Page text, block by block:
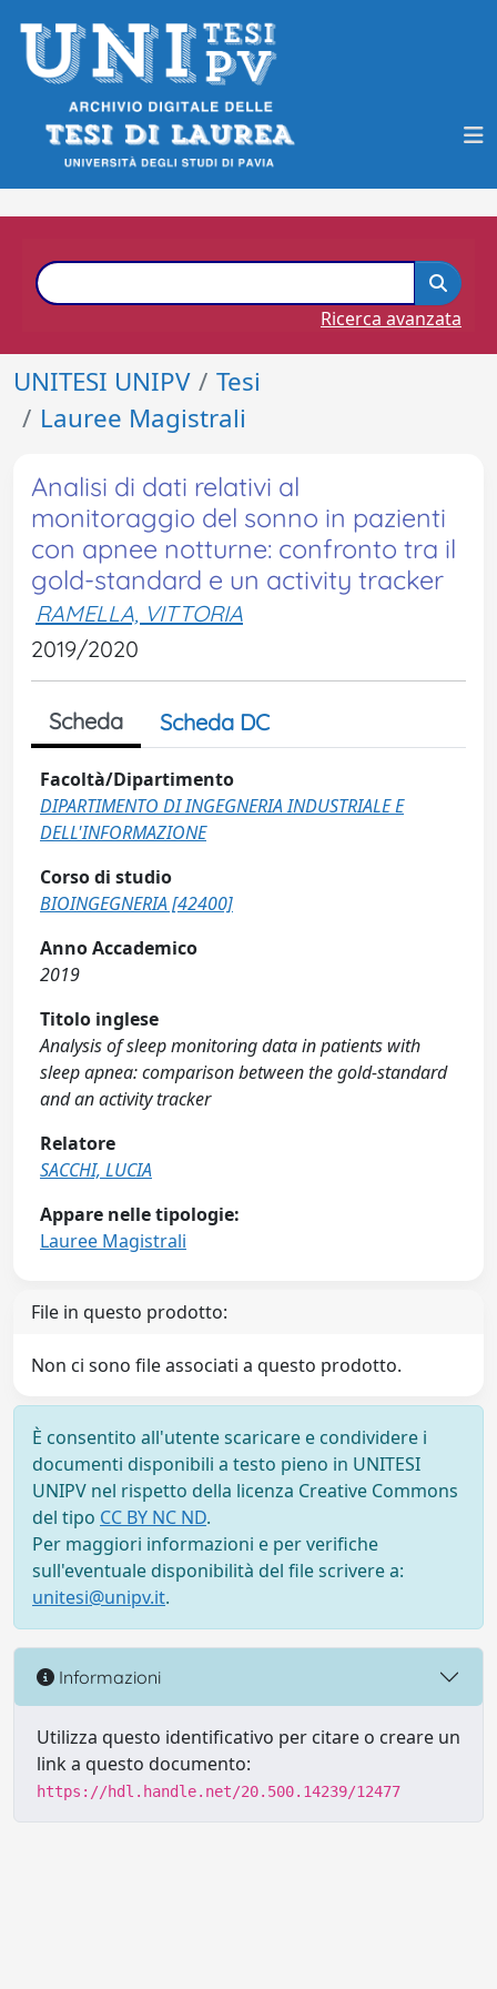
Ricerca avanzata
UNITESI UNIPV
Tesi
Lauree Magistrali
Analisi di dati relativi al
monitoraggio del sonno in pazienti
con apnee notturne: confronto tra il
gold-standard e un activity tracker
RAMELLA, VITTORIA
2019/2020
Scheda Scheda DC
Facoltà/Dipartimento
DIPARTIMENTO DI INGEGNERIA INDUSTRIALE E
DELL'INFORMAZIONE
Corso di studio
BIOINGEGNERIA [42400]
Anno Accademico
2019
Titolo inglese
Analysis of sleep monitoring data in patients with
sleep apnea: comparison between the gold-standard
and an activity tracker
Relatore
SACCHI, LUCIA
Appare nelle tipologie:
Lauree Magistrali
File in questo prodotto:
Non ci sono file associati a questo prodotto.
È consentito all'utente scaricare e condividere i
documenti disponibili a testo pieno in UNITESI
UNIPV nel rispetto della licenza Creative Commons
del tipo CC BY NC ND.
Per maggiori informazioni e per verifiche
sull'eventuale disponibilità del file scrivere a:
unitesi@unipv.it.
Informazioni
Utilizza questo identificativo per citare o creare un
link a questo documento:
https://hdl.handle.net/20.500.14239/12477